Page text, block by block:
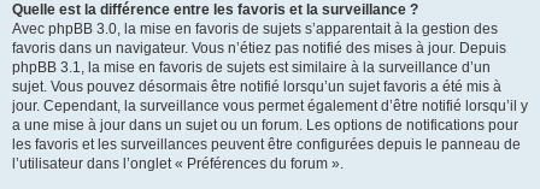
Quelle est la différence entre les favoris et la surveillance ?
Avec phpBB 3.0, la mise en favoris de sujets s’apparentait à la gestion des
favoris dans un navigateur. Vous n’étiez pas notifié des mises à jour. Depuis
phpBB 3.1, la mise en favoris de sujets est similaire à la surveillance d’un
sujet. Vous pouvez désormais être notifié lorsqu’un sujet favoris a été mis à
jour. Cependant, la surveillance vous permet également d’être notifié lorsqu’il y
a une mise à jour dans un sujet ou un forum. Les options de notifications pour
les favoris et les surveillances peuvent être configurées depuis le panneau de
l’utilisateur dans l’onglet « Préférences du forum ».